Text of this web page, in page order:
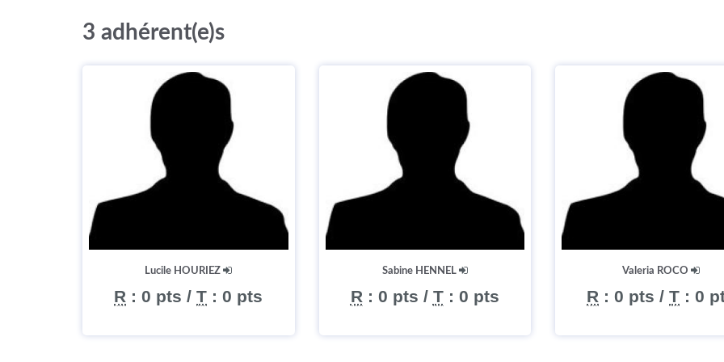
3 adhérent(e)s
Lucile HOURIEZ
R :0 pts /T :0 pts
Sabine HENNEL
R : 0 pts / T: 0 pts
Valeria ROCO
R :0 pts /T :0